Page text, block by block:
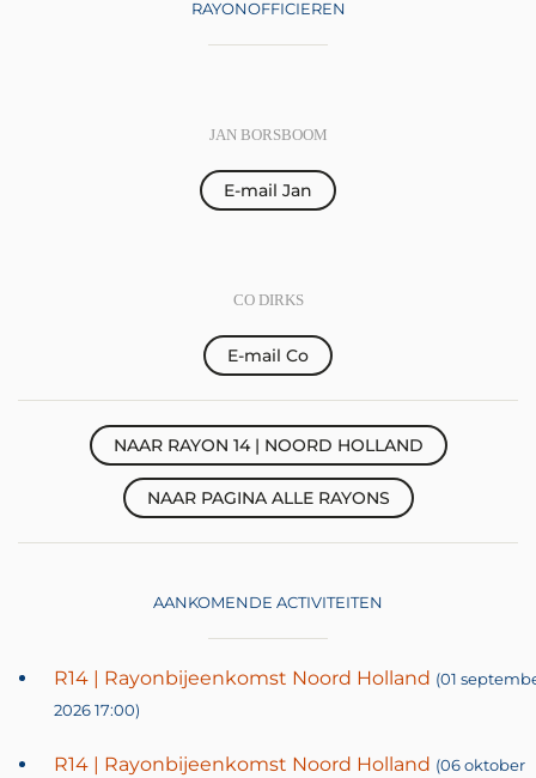
RAYONOFFICIEREN
JAN BORSBOOM
E-mail Jan
CO DIRKS
E-mail Co
NAAR RAYON 14 | NOORD HOLLAND
NAAR PAGINA ALLE RAYONS
AANKOMENDE ACTIVITEITEN
R14 | Rayonbijeenkomst Noord Holland (01
2026 17:00)
R14 | Rayonbijeenkomst Noord Holland (06 oktober